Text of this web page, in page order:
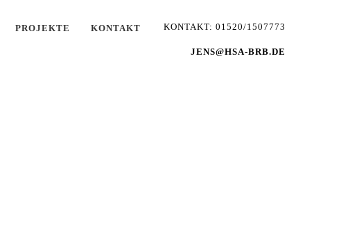
PROJEKTE KONTAKT KONTAKT: 01520/1507773
JENS@HSA-BRB.DE